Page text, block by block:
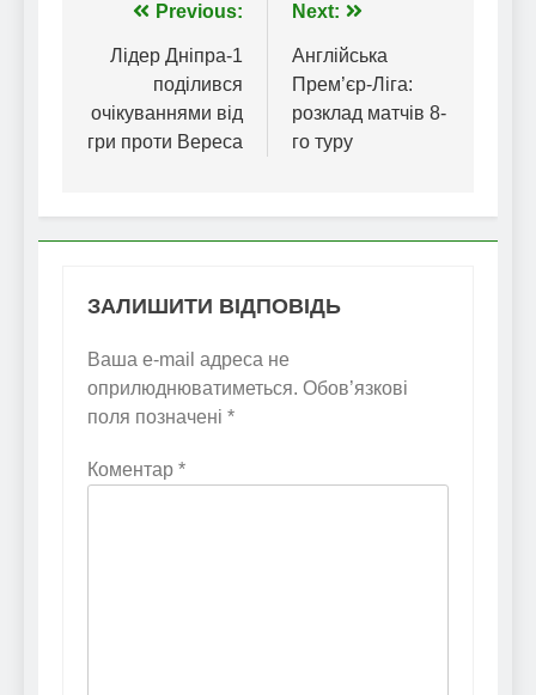
Навігація
записів
Previous:
Лідер Дніпра-1
поділився
очікуваннями від
гри проти Вереса
Next:
Англійська
Прем’єр-Ліга:
розклад матчів 8-
го туру
ЗАЛИШИТИ ВІДПОВІДЬ
Ваша e-mail адреса не
оприлюднюватиметься. Обов’язкові
поля позначені *
Коментар *